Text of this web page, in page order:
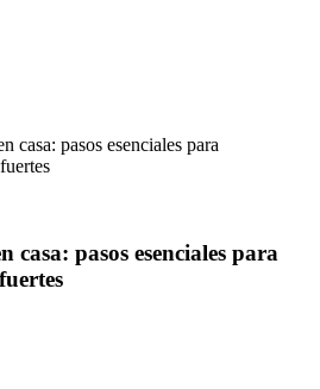
casa: pasos esenciales para
casa: pasos esenciales para